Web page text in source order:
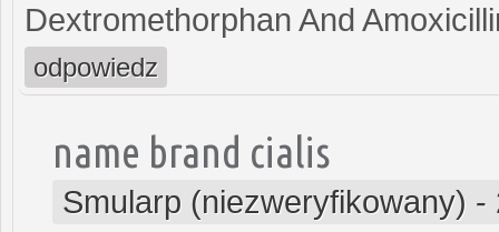
Dextromethorphan And
odpowiedz
name brand cialis
Smularp (niezweryfikowany) -